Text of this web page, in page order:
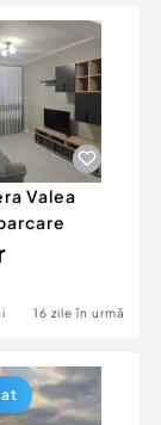
Valea
16 zile în urmă